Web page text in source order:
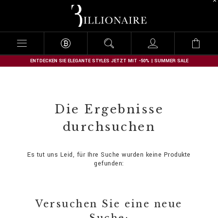
l
l
o
n
ENTDECKEN SIE ELEGANTE STYLES JETZT MIT -50% | SUMMER SALE
Die Ergebnisse
durchsuchen
Es tut uns Leid, für Ihre Suche wurden keine Produkte
gefunden:
Versuchen Sie eine neue